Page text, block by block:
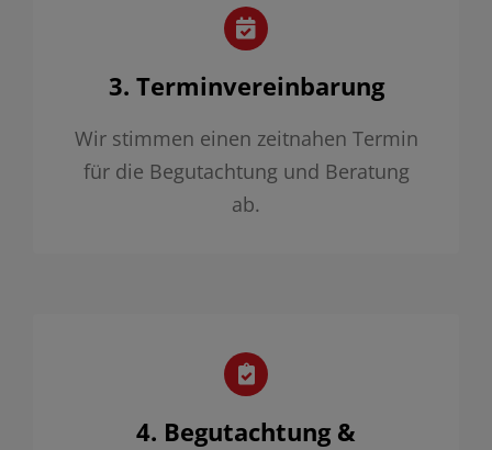
3. Terminvereinbarung
Wir stimmen einen zeitnahen Termin
für die Begutachtung und Beratung
ab.
4. Begutachtung &